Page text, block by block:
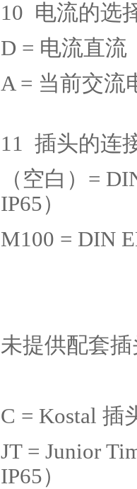
10 电流的选
D = 电流直流
A = 当前交流
11 插头的连
（空白） =
IP65）
M100 = DIN
未提供配套插
C = Kostal 插
JT = Junior
IP65）